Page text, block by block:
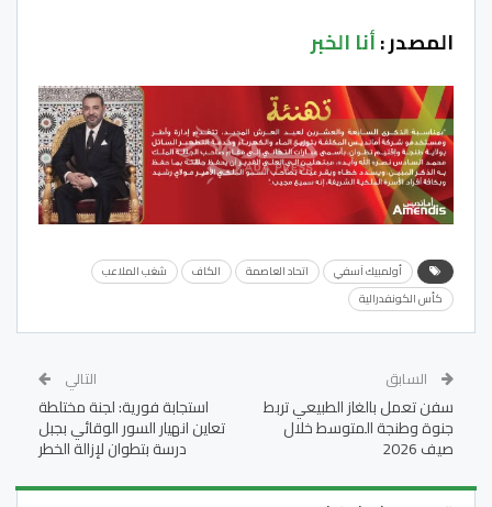
المصدر :أنا الخبر
أولمبيك آسفي اتحاد العاصمة الكاف
شغب الملاعب
كأس الكونفدرالية
السابق
سفن تعمل بالغاز الطبيعي تربط
جنوة وطنجة المتوسط خلال
صيف 2026
التالي
استجابة فورية: لجنة مختلطة
تعاين انهيار السور الوقائي بجبل
درسة بتطوان لإزالة الخطر